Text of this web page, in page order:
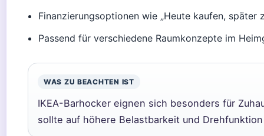
Finanzierungsoptionen wie „Heute kaufen, später
Passend für verschiedene Raumkonzepte im
WAS ZU BEACHTEN IST
IKEA-Barhocker eignen sich besonders für
sollte auf höhere Belastbarkeit und